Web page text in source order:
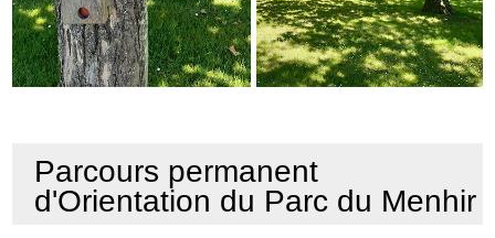
Parcours permanent
d'Orientation du Parc du Menhir